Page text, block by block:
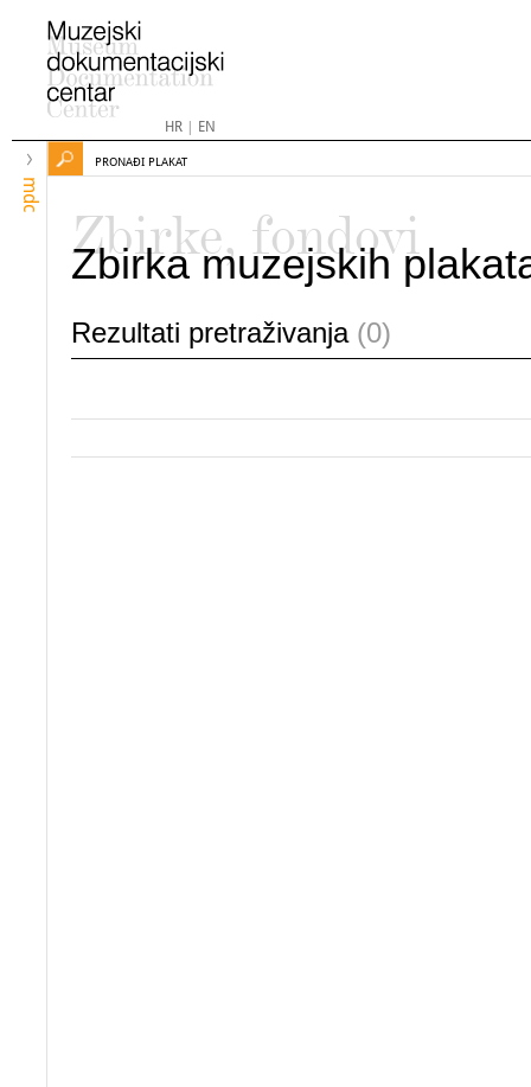
HR| EN
mdc
PRONAĐI PLAKAT
Zbirke, fondovi
Zbirka muzejskih
Rezultati pretraživanja (0)